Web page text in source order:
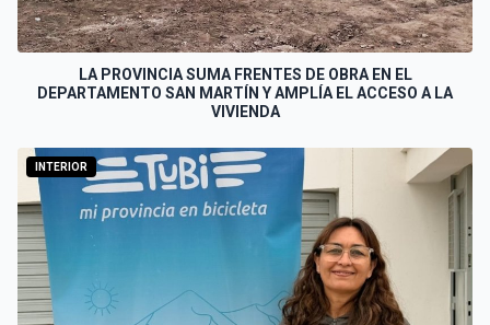
LA PROVINCIA SUMA FRENTES DE OBRA EN EL
DEPARTAMENTO SAN MARTÍN Y AMPLÍA EL ACCESO A LA
VIVIENDA
INTERIOR